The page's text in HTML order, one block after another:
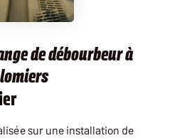
de débourbeur à
sur une installation de